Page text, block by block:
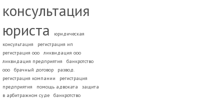
консультация
юриста
юридическая
консультация
регистрация ип
регистрация ооо
ликвидация ооо
ликвидация предприятия
банкротство
ооо
брачный договор
развод.
регистрация компании
регистрация
предприятия
помощь адвоката
защита
в арбитражном суде
банкротство